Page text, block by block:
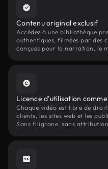
Contenu original exclusif
Accédez à une bibliothèque
authentiques, filmées par des
conçues pour la narration, le
Licence d'utilisation
Chaque vidéo est libre de
clients, les sites web et les
Sans filigrane, sans